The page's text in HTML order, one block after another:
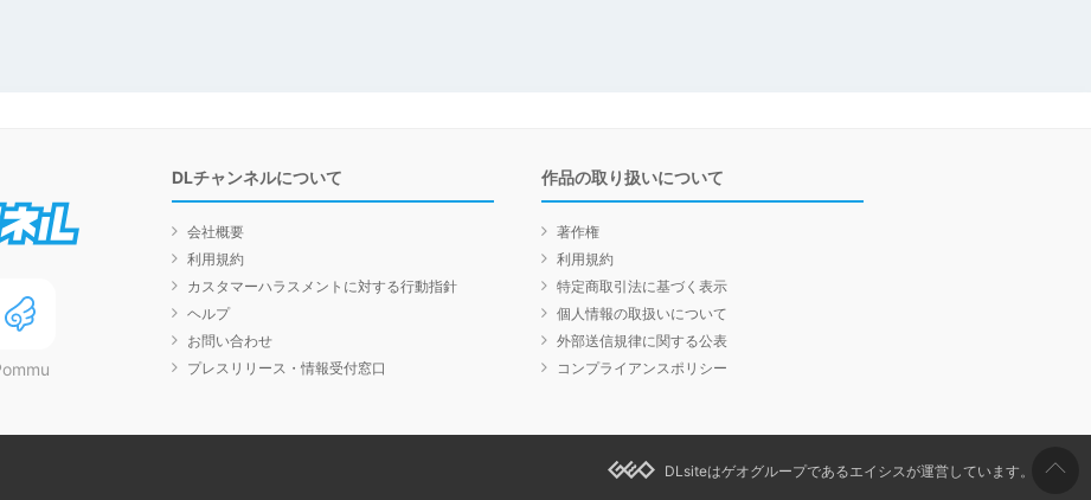
DLチャンネルについて
会社概要
利用規約
カスタマーハラスメントに対する行動指針
ヘルプ
お問い合わせ
プレスリリース・情報受付窓口
作品の取り扱いについて
著作権
利用規約
特定商取引法に基づく表示
個人情報の取扱いについて
外部送信規律に関する公表
コンプライアンスポリシー
DLsiteはゲオグループであるエイシスが運営しています。